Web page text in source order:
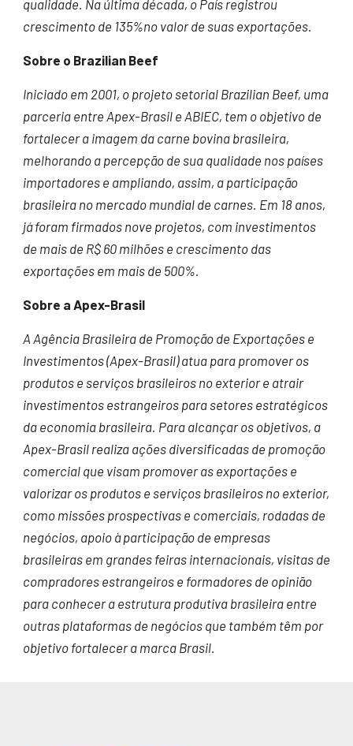
qualidade. Na última década, o País registrou
crescimento de 135%no valor de suas exportações.
Sobre o Brazilian Beef
Iniciado em 2001, o projeto setorial Brazilian Beef, uma
parceria entre Apex-Brasil e ABIEC, tem o objetivo de
fortalecer a imagem da carne bovina brasileira,
melhorando a percepção de sua qualidade nos países
importadores e ampliando, assim, a participação
brasileira no mercado mundial de carnes. Em 18 anos,
já foram firmados nove projetos, com investimentos
de mais de R$ 60 milhões e crescimento das
exportações em mais de 500%.
Sobre a Apex-Brasil
A Agência Brasileira de Promoção de Exportações e
Investimentos (Apex-Brasil) atua para promover os
produtos e serviços brasileiros no exterior e atrair
investimentos estrangeiros para setores estratégicos
da economia brasileira. Para alcançar os objetivos, a
Apex-Brasil realiza ações diversificadas de promoção
comercial que visam promover as exportações e
valorizar os produtos e serviços brasileiros no exterior,
como missões prospectivas e comerciais, rodadas de
negócios, apoio à participação de empresas
brasileiras em grandes feiras internacionais, visitas de
compradores estrangeiros e formadores de opinião
para conhecer a estrutura produtiva brasileira entre
outras plataformas de negócios que também têm por
objetivo fortalecer a marca Brasil.